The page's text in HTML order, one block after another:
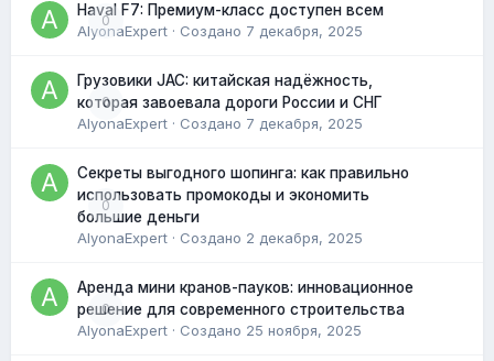
0
Haval F7: Премиум-класс доступен всем
AlyonaExpert · Создано 7 декабря, 2025
0
Грузовики JAC: китайская надёжность,
которая завоевала дороги России и СНГ
AlyonaExpert · Создано 7 декабря, 2025
0
Секреты выгодного шопинга: как правильно
использовать промокоды и экономить
большие деньги
AlyonaExpert · Создано 2 декабря, 2025
0
Аренда мини кранов-пауков: инновационное
решение для современного строительства
AlyonaExpert · Создано 25 ноября, 2025